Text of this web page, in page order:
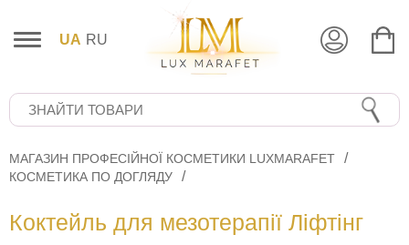
UA RU
МАГАЗИН ПРОФЕСІЙНОЇ КОСМЕТИКИ LUXMARAFET
КОСМЕТИКА ПО ДОГЛЯДУ
Коктейль для мезотерапії Ліфтінг